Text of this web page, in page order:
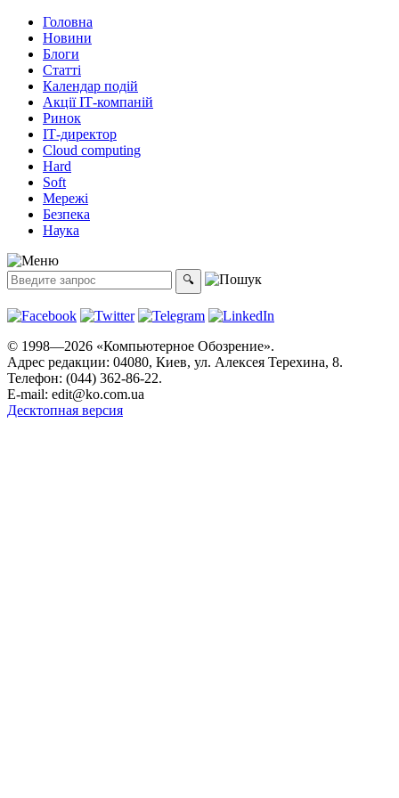
Головна
Новини
Блоги
Статті
Календар подій
Акції ІТ-компаній
Ринок
ІТ-директор
Cloud computing
Hard
Soft
Мережі
Безпека
Наука
© 1998—2026 «Компьютерное Обозрение».
Адрес редакции: 04080, Киев, ул. Алексея Терехина, 8.
Телефон: (044) 362-86-22.
E-mail: edit@ko.com.ua
Десктопная версия